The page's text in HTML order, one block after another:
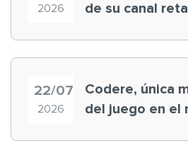
2026
de su canal
22/07
2026
Codere, única
del juego en el